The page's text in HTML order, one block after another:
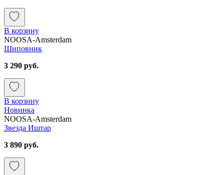
В корзину
NOOSA-Amsterdam
Шиповник
3 290 руб.
В корзину
Новинка
NOOSA-Amsterdam
Звезда Иштар
3 890 руб.